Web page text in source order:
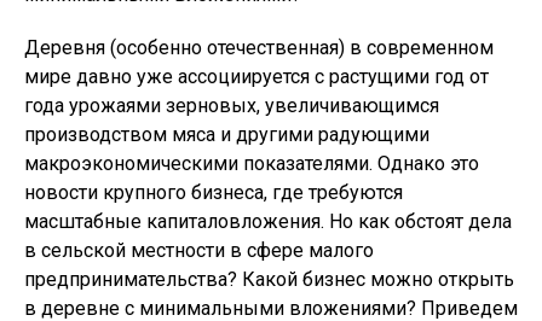
Деревня (особенно отечественная) в современном
мире давно уже ассоциируется с растущими год от
года урожаями зерновых, увеличивающимся
производством мяса и другими радующими
макроэкономическими показателями. Однако это
новости крупного бизнеса, где требуются
масштабные капиталовложения. Но как обстоят дела
в сельской местности в сфере малого
предпринимательства? Какой бизнес можно открыть
в деревне с минимальными вложениями? Приведем